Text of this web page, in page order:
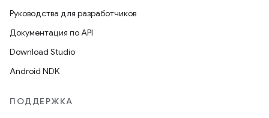
Руководства для разработчиков
Документация по API
Download Studio
Android NDK
ПОДДЕРЖКА